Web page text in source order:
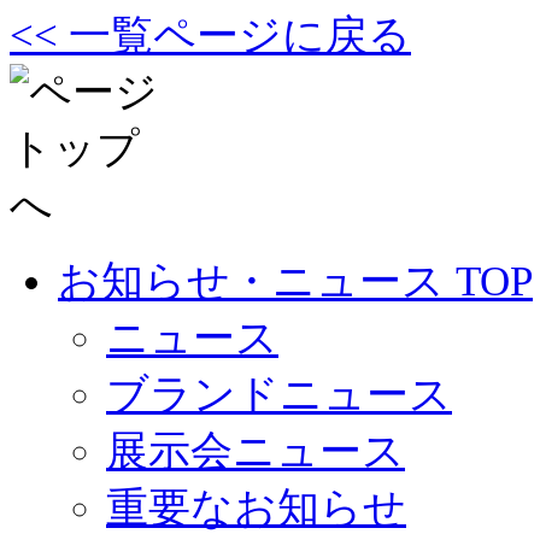
<< 一覧ページに戻る
お知らせ・ニュース TOP
ニュース
ブランドニュース
展示会ニュース
重要なお知らせ